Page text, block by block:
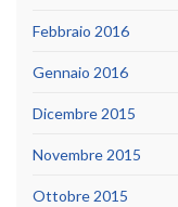
Febbraio 2016
Gennaio 2016
Dicembre 2015
Novembre 2015
Ottobre 2015